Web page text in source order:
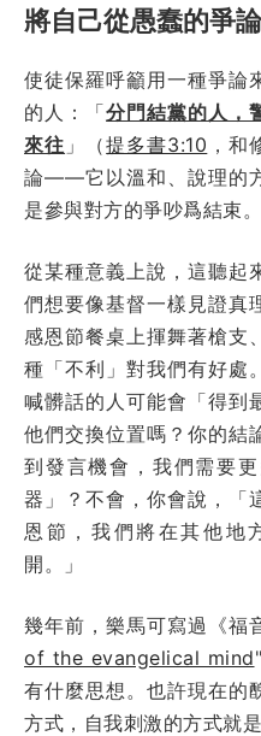
將自己從愚蠢的爭
使徒保羅呼籲用一種爭論
的人：「分門結黨的人，
來往 」（提多書3:10 ，和
論——它以溫和、說理的
是參與對方的爭吵爲結束。
從某種意義上說，這聽起
們想要像基督一樣見證真
感恩節餐桌上揮舞著槍支
種「不利」對我們有好處
喊髒話的人可能會「得到
他們交換位置嗎？你的結
到發言機會，我們需要
器」？不會，你會說，「
恩節，我們將在其他地
開。」
幾年前，樂馬可寫過《福
of the evangelical mind
有什麼思想。也許現在的
方式，自我刺激的方式就是